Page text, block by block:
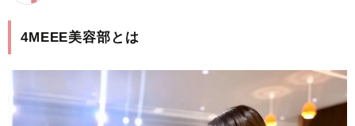
4MEEE美容部とは